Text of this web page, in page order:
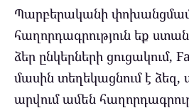
Պարբերականի
հաղորդագրություն եք
ձեր ընկերների ցուցակում,
մասին տեղեկացնում է ձեզ,
արվում ամեն